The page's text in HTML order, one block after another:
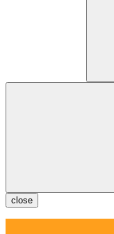
close